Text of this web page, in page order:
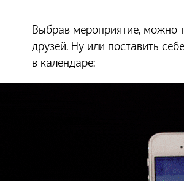
Выбрав мероприятие, можно
друзей. Ну или поставить
в календаре: